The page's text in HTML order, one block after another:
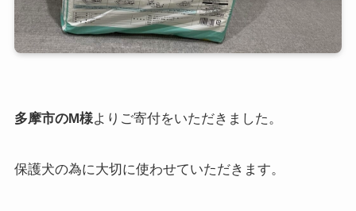
多摩市のM様よりご寄付をいただきました。
保護犬の為に大切に使わせていただきます。